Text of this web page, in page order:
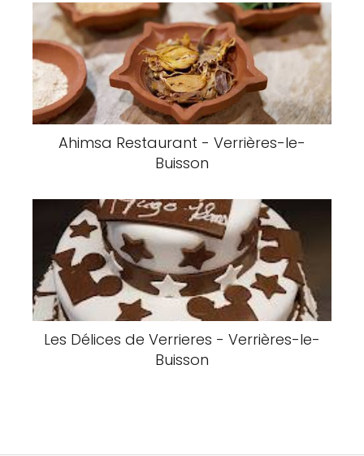
Ahimsa Restaurant - Verrières-le-
Buisson
Les Délices de Verrieres - Verrières-le-
Buisson